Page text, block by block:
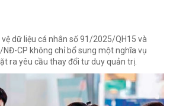
dữ liệu cá nhân số 91/2025/QH15 và
CP không chỉ bổ sung một nghĩa vụ
ra yêu cầu thay đổi tư duy quản trị.